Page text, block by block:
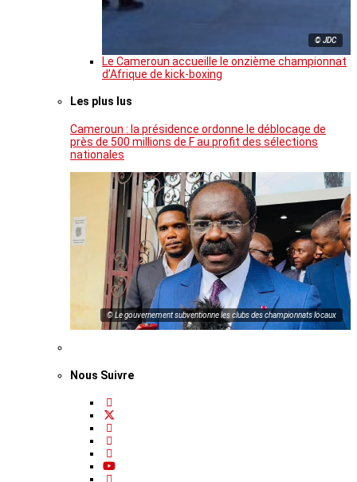
© JDC
Le Cameroun accueille le onzième championnat
d’Afrique de kick-boxing
Les plus lus
Cameroun : la présidence ordonne le déblocage de
près de 500 millions de F au profit des sélections
nationales
© Le gouvernement subventionne les clubs des championnats locaux
Nous Suivre